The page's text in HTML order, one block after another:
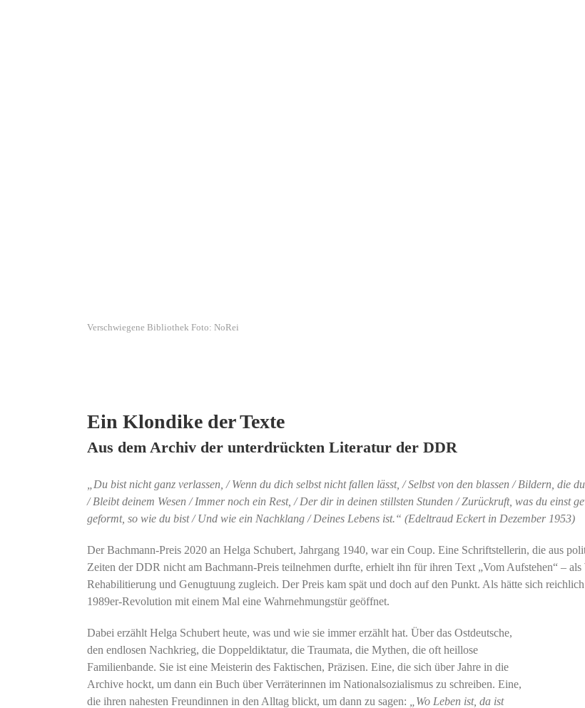
Verschwiegene Bibliothek Foto: NoRei
Ein Klondike der Texte
Aus dem Archiv der unterdrückten Literatur der DDR
„Du bist nicht ganz verlassen, / Wenn du dich selbst nicht fallen lässt, / Selbst von den blassen / Bildern, die
/ Bleibt deinem Wesen / Immer noch ein Rest, / Der dir in deinen stillsten Stunden / Zurückruft, was du einst
geformt, so wie du bist / Und wie ein Nachklang / Deines Lebens ist.“ (Edeltraud Eckert in Dezember 1953)
Der Bachmann-Preis 2020 an Helga Schubert, Jahrgang 1940, war ein Coup. Eine Schriftstellerin, die aus
Zeiten der DDR nicht am Bachmann-Preis teilnehmen durfte, erhielt ihn für ihren Text „Vom Aufstehen“ –
Rehabilitierung und Genugtuung zugleich. Der Preis kam spät und doch auf den Punkt. Als hätte sich
1989er-Revolution mit einem Mal eine Wahrnehmungstür geöffnet.
Dabei erzählt Helga Schubert heute, was und wie sie immer erzählt hat. Über das Ostdeutsche,
den endlosen Nachkrieg, die Doppeldiktatur, die Traumata, die Mythen, die oft heillose
Familienbande. Sie ist eine Meisterin des Faktischen, Präzisen. Eine, die sich über Jahre in die
Archive hockt, um dann ein Buch über Verräterinnen im Nationalsozialismus zu schreiben. Eine,
die ihren nahesten Freundinnen in den Alltag blickt, um dann zu sagen:
„Wo Leben ist, da ist